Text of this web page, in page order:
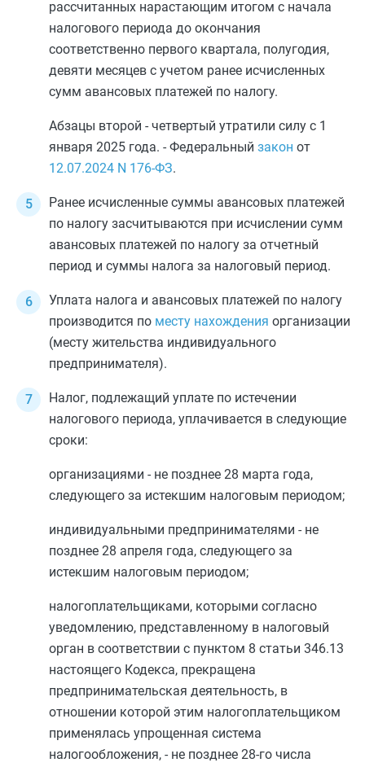
рассчитанных нарастающим итогом с начала
налогового периода до окончания
соответственно первого квартала, полугодия,
девяти месяцев с учетом ранее исчисленных
сумм авансовых платежей по налогу.
Абзацы второй - четвертый утратили силу с 1
января 2025 года. - Федеральный закон от
12.07.2024 N 176-ФЗ.
Ранее исчисленные суммы авансовых платежей
по налогу засчитываются при исчислении сумм
авансовых платежей по налогу за отчетный
период и суммы налога за налоговый период.
Уплата налога и авансовых платежей по налогу
производится по месту нахождения организации
(месту жительства индивидуального
предпринимателя).
Налог, подлежащий уплате по истечении
налогового периода, уплачивается в следующие
сроки:
организациями - не позднее 28 марта года,
следующего за истекшим налоговым периодом;
индивидуальными предпринимателями - не
позднее 28 апреля года, следующего за
истекшим налоговым периодом;
налогоплательщиками, которыми согласно
уведомлению, представленному в налоговый
орган в соответствии с пунктом 8 статьи 346.13
настоящего Кодекса, прекращена
предпринимательская деятельность, в
отношении которой этим налогоплательщиком
применялась упрощенная система
налогообложения, - не позднее 28-го числа